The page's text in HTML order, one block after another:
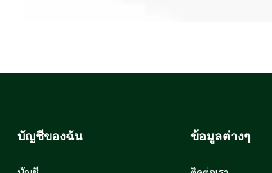
บัญชีของฉัน ข้อมูลต่างๆ